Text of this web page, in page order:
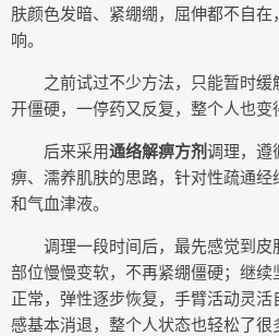
肤颜色发暗、紧绷绷，屈伸都不自
响。
之前试过不少方法，只能暂时
开僵硬，一停药又反复，整个人也变
后来采用通络解痹方剂调理，遵
痹、濡养肌肤的思路，针对性疏通
和气血津液。
调理一段时间后，最先感觉到
部位慢慢变软，不再紧绷僵硬；继
正常，弹性逐步恢复，手臂活动灵
感基本消退，整个人状态也轻松了很